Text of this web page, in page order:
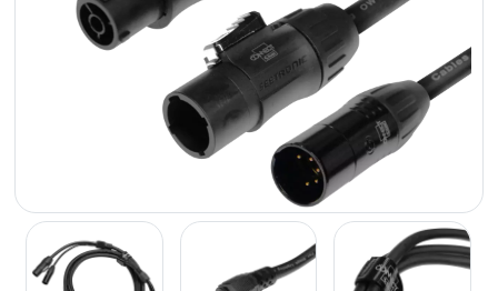
Portfolio
Karriere
Serviceanfrage